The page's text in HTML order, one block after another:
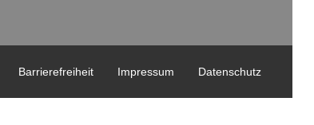
Datenschutz
Impressum
Barrierefreiheit